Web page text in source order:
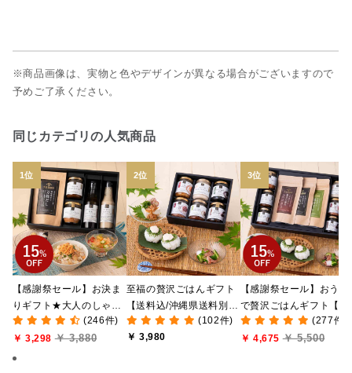
※商品画像は、実物と色やデザインが異なる場合がございますので
予めご了承ください。
同じカテゴリの人気商品
【感謝祭セール】お決ま
りギフト★大人のしゃけ
しゃけめんたい入り【送
料込/沖縄県送料別途】
【化粧箱包装付】
(246件)
￥ 3,298 ￥ 3,880
至福の贅沢ごはんギフト
【送料込/沖縄県送料別
途】【化粧箱包装付/オン
ライン限定】
(102件)
￥ 3,980
【感謝祭セール】おうち
で贅沢ごはんギフト【送
料無料/沖縄県送料別途】
【化粧箱包装付/オンライ
(277件)
￥ 4,675 ￥ 5,500